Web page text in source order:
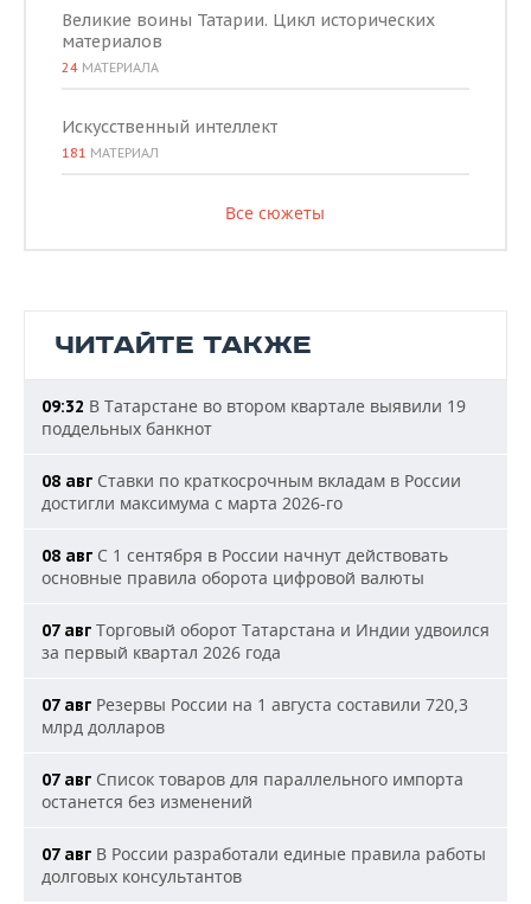
Великие воины Татарии. Цикл исторических
материалов
24 МАТЕРИАЛА
Искусственный интеллект
181 МАТЕРИАЛ
Все сюжеты
ЧИТАЙТЕ ТАКЖЕ
09:32 В Татарстане во втором квартале выявили 19
поддельных банкнот
08 авг Ставки по краткосрочным вкладам в России
достигли максимума с марта 2026-го
08 авг С 1 сентября в России начнут действовать
основные правила оборота цифровой валюты
07 авг Торговый оборот Татарстана и Индии удвоился
за первый квартал 2026 года
07 авг Резервы России на 1 августа составили 720,3
млрд долларов
07 авг Список товаров для параллельного импорта
останется без изменений
07 авг В России разработали единые правила работы
долговых консультантов